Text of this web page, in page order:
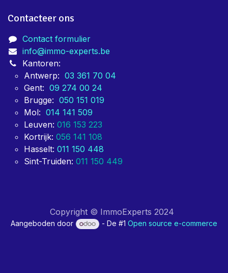
Contacteer ons
Contact formulier
info@immo-experts.be
Kantoren:
Antwerp: 03 361 70 04
Gent: 09 274 00 24
Brugge: 050 151 019
Mol: 014 141 509
Leuven: 016 153 223
Kortrijk: 056 141 108
Hasselt: 011 150 448
Sint-Truiden: 011 150 449
Copyright © ImmoExperts 2024
Aangeboden door - De #1Open source e-commerce